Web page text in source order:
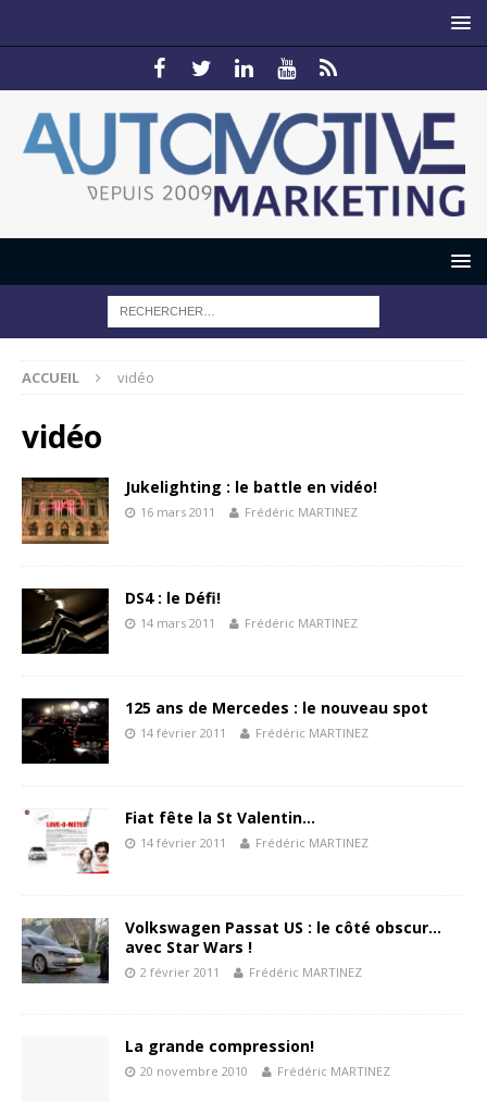
ACCUEIL vidéo
vidéo
Jukelighting : le battle en vidéo!
16 mars 2011 Frédéric MARTINEZ
DS4 : le Défi!
14 mars 2011 Frédéric MARTINEZ
125 ans de Mercedes : le nouveau spot
14 février 2011 Frédéric MARTINEZ
Fiat fête la St Valentin…
14 février 2011 Frédéric MARTINEZ
Volkswagen Passat US : le côté obscur…
avec Star Wars !
2 février 2011 Frédéric MARTINEZ
La grande compression!
20 novembre 2010 Frédéric MARTINEZ